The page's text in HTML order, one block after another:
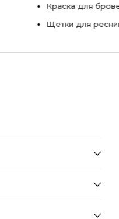
Краска для
Щетки для